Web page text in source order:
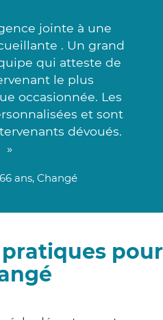
jointe à une
. Un grand
qui atteste de
le plus
occasionnée. Les
et sont
dévoués.
»
ans, Changé
pour